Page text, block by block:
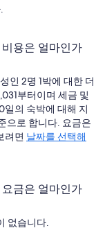
용은 얼마인가
인 2명 1박에 대한 더
부터이며 세금 및
의 숙박에 대해 지
으로 합니다. 요금은
려면 날짜를 선택해
금은 얼마인가
없습니다.